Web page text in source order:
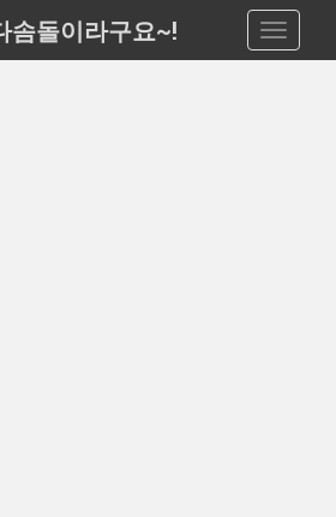
돌이라구요~!